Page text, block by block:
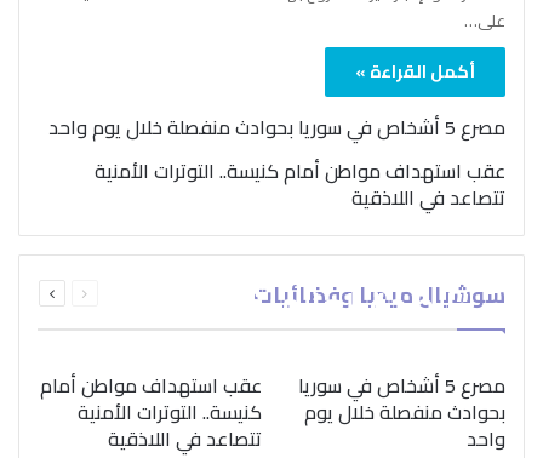
على…
أكمل القراءة »
مصرع 5 أشخاص في سوريا بحوادث منفصلة خلال يوم واحد
عقب استهداف مواطن أمام كنيسة.. التوترات الأمنية
تتصاعد في اللاذقية
سوشيال ميديا وفضائيات الصفحةالصفحة
بمناسبة اليوم الدولي..
“الصحة العالمية” تؤكد
ضرورة اتباع نهج متكامل
لمواجهة إدمان المخدرات
مصرع 5 أشخاص في سوريا
بحوادث منفصلة خلال يوم
واحد
عقب استهداف مواطن أمام
كنيسة.. التوترات الأمنية
تتصاعد في اللاذقية